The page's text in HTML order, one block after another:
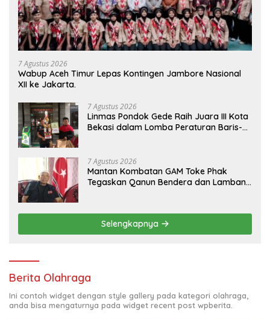
7 Agustus 2026
Wabup Aceh Timur Lepas Kontingen Jambore Nasional
XII ke Jakarta.
7 Agustus 2026
Linmas Pondok Gede Raih Juara III Kota
Bekasi dalam Lomba Peraturan Baris-
7 Agustus 2026
Mantan Kombatan GAM Toke Phak
Tegaskan Qanun Bendera dan Lambang
Selengkapnya
Berita Olahraga
Ini contoh widget dengan style gallery pada kategori olahraga,
anda bisa mengaturnya pada widget recent post wpberita.